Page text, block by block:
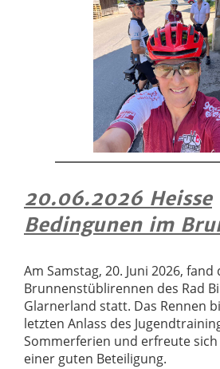
20.06.2026 Heisse
Bedingunen im
Am Samstag, 20. Juni 2026,
Brunnenstüblirennen des Rad
Glarnerland statt. Das Rennen
letzten Anlass des
Sommerferien und erfreute sich
einer guten Beteiligung.